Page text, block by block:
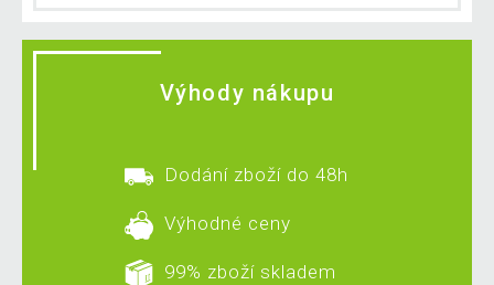
Výhody nákupu
Dodání zboží do 48h
Výhodné ceny
99% zboží skladem